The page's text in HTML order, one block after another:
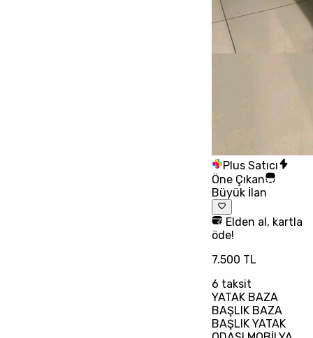
Plus Satıcı
Öne Çıkan
Büyük İlan
Elden al, kartla
öde!
7.500 TL
6 taksit
YATAK BAZA
BAŞLIK BAZA
BAŞLIK YATAK